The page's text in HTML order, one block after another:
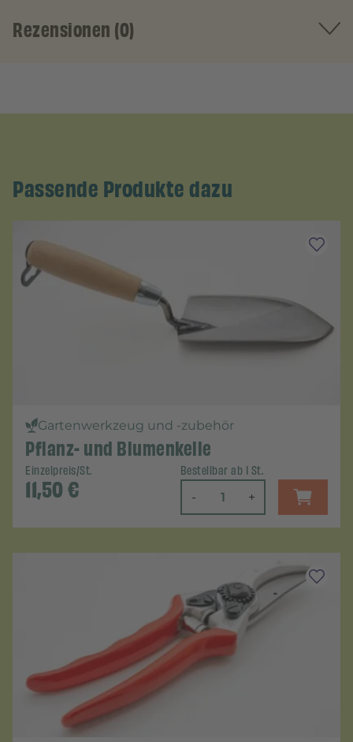
Rezensionen (0)
Passende Produkte dazu
Gartenwerkzeug und -zubehör
Pflanz- und Blumenkelle
Einzelpreis/St.
11,50€
Bestellbar ab 1 St.
- +